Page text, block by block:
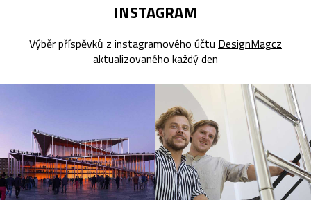
INSTAGRAM
Výběr příspěvků z instagramového účtu DesignMagcz
aktualizovaného každý den